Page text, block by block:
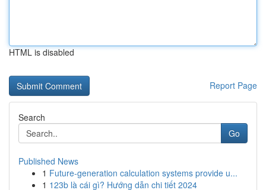
HTML is disabled
Report Page
Search
Go
Published News
1 Future-generation calculation systems provide u...
1 123b là cái gì? Hướng dẫn chi tiết 2024